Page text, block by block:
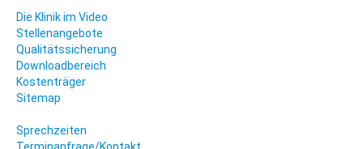
Die Klinik im Video
Stellenangebote
Qualitätssicherung
Downloadbereich
Kostenträger
Sitemap
Sprechzeiten
Terminanfrage/Kontakt